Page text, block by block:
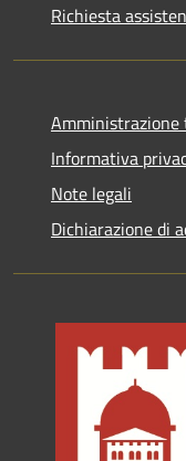
Richiesta
Informativa
Note legali
Dichiarazione di